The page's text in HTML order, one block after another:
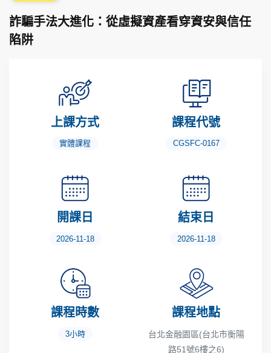
詐騙手法大進化：從虛擬資產看穿資安與信任
陷阱
上課方式
實體課程
課程代號
CGSFC-0167
開課日
2026-11-18
結束日
2026-11-18
課程時數
3小時
課程地點
台北金融園區(台北市衡陽
路51號6樓之6)